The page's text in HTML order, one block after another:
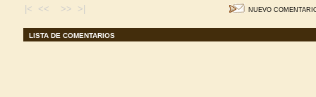
|< << >> >| NUEVO
LISTA DE COMENTARIOS